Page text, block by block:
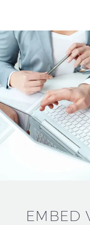
EMBED